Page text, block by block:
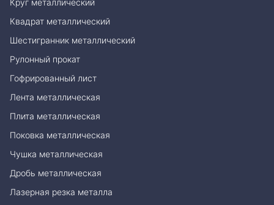
Круг металлический
Квадрат металлический
Шестигранник металлический
Рулонный прокат
Гофрированный лист
Лента металлическая
Плита металлическая
Поковка металлическая
Чушка металлическая
Дробь металлическая
Лазерная резка металла